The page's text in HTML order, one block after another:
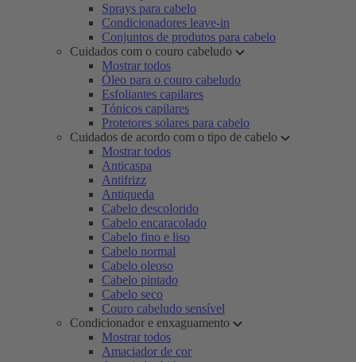
Sprays para cabelo
Condicionadores leave-in
Conjuntos de produtos para cabelo
Cuidados com o couro cabeludo
Mostrar todos
Óleo para o couro cabeludo
Esfoliantes capilares
Tónicos capilares
Protetores solares para cabelo
Cuidados de acordo com o tipo de cabelo
Mostrar todos
Anticaspa
Antifrizz
Antiqueda
Cabelo descolorido
Cabelo encaracolado
Cabelo fino e liso
Cabelo normal
Cabelo oleoso
Cabelo pintado
Cabelo seco
Couro cabeludo sensível
Condicionador e enxaguamento
Mostrar todos
Amaciador de cor